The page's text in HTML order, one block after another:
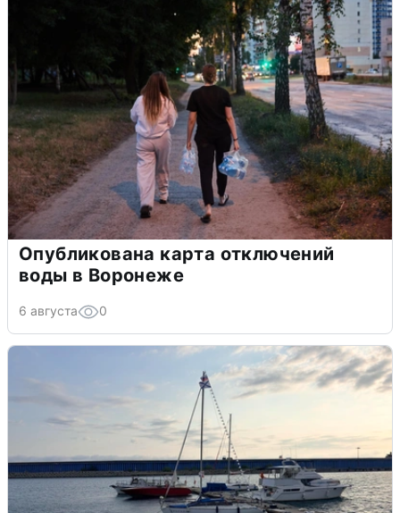
Опубликована карта отключений
воды в Воронеже
6 августа 0